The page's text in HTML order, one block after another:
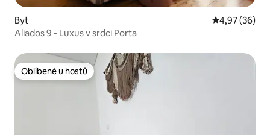
Byt Průměrné
4,97 (36)
Aliados 9 - Luxus v srdci Porta
Oblíbené u hostů
Oblíbené u hostů